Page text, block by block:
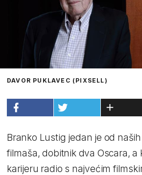
DAVOR PUKLAVEC (PIXSELL)
Branko Lustig jedan je od
filmaša, dobitnik dva Oscara, a
karijeru radio s najvećim